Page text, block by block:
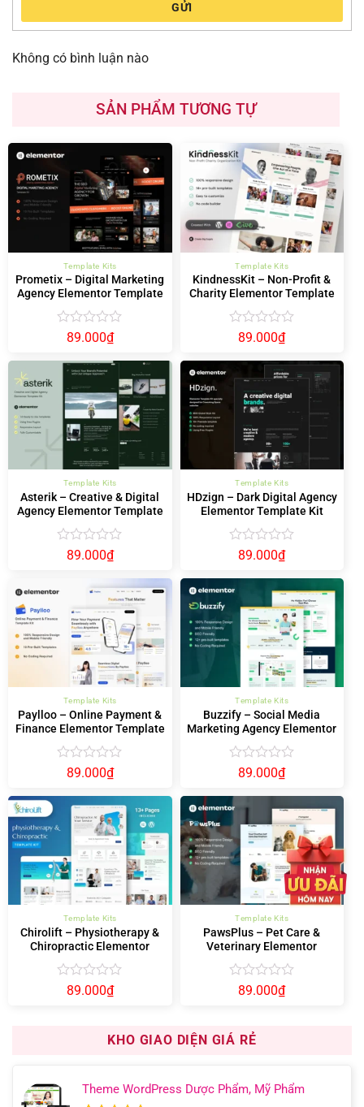
GỬI
Không có bình luận nào
SẢN PHẨM TƯƠNG TỰ
Template Kits
Prometix – Digital Marketing
Agency Elementor Template
Kit
Được
hạng
sao
89.000₫
Template Kits
KindnessKit – Non-Profit &
Charity Elementor Template
Kit – Donation & Fundraising
Được
hạng
sao
89.000₫
Template Kits
Asterik – Creative & Digital
Agency Elementor Template
Được
0
sao
89.000₫
Template Kits
HDzign – Dark Digital Agency
Elementor Template Kit
Được
hạng
0
sao
89.000₫
Template Kits
Paylloo – Online Payment &
Finance Elementor Template
Được
hạng
5
89.000₫
Template Kits
Buzzify – Social Media
Marketing Agency Elementor
Được
hạng
0
5
sao
89.000₫
Template Kits
Chirolift – Physiotherapy &
Chiropractic Elementor
Được
89.000₫
Template Kits
PawsPlus – Pet Care &
Veterinary Elementor
Được
5
89.000₫
KHO GIAO DIỆN GIÁ RẺ
Theme WordPress Dược Phẩm, Mỹ Phẩm